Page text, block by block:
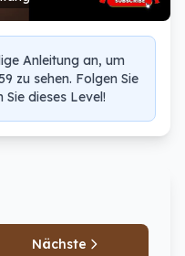
Anleitung an, um
zu sehen. Folgen Sie
dieses Level!
Nächste